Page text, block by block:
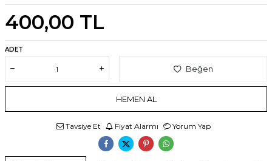
400,00 TL
ADET
Beğen
HEMEN AL
Tavsiye Et Fiyat Alarmı Yorum Yap